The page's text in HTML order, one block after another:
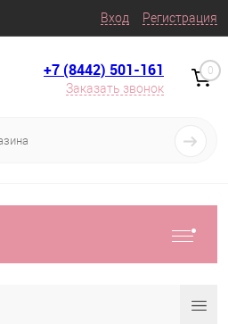
Вход Регистрация
+7 (8442) 501-161
Заказать звонок
0